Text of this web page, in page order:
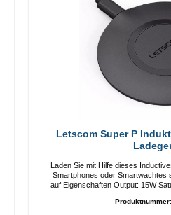
Letscom Super P
Laden Sie mit Hilfe dieses
Smartphones oder Smartwachtes
auf.Eigenschaften Output: 15W Satus-LED Anti-Rusch Pad QI-
Kabel
Produktnummer: